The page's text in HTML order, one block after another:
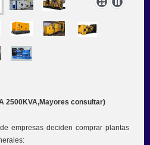
2500KVA,Mayores consultar)
empresas deciden comprar plantas